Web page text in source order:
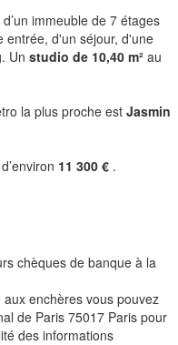
d’un immeuble de 7 étages
entrée, d'un séjour, d'une
Unstudio de 10,40 m²au
la plus proche estJasmin
11 300 € .
chèques de banque à la
enchères vous pouvez
de Paris 75017 Paris pour
des informations